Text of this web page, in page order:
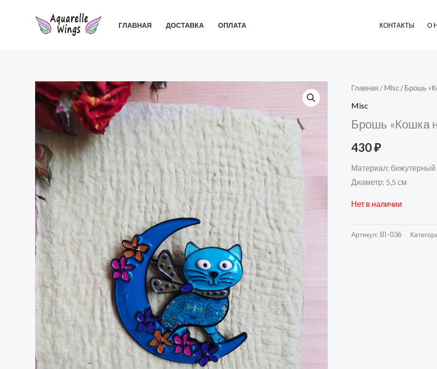
содержимому
ГЛАВНАЯ ДОСТАВКА ОПЛАТА КОНТАКТЫ О
Главная /Misc / Брошь
Misc
Брошь «Кошка
430₽
Материал: бижутерный
Диаметр: 5,5 см
Нет в наличии
Артикул: BI-036